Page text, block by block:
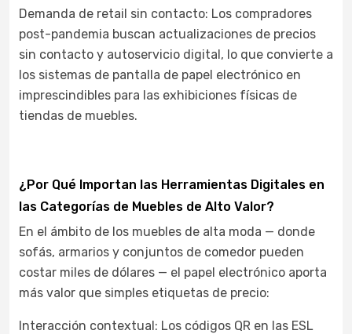
Demanda de retail sin contacto: Los compradores
post-pandemia buscan actualizaciones de precios
sin contacto y autoservicio digital, lo que convierte a
los sistemas de pantalla de papel electrónico en
imprescindibles para las exhibiciones físicas de
tiendas de muebles.
¿Por Qué Importan las Herramientas Digitales en
las Categorías de Muebles de Alto Valor?
En el ámbito de los muebles de alta moda — donde
sofás, armarios y conjuntos de comedor pueden
costar miles de dólares — el papel electrónico aporta
más valor que simples etiquetas de precio:
Interacción contextual: Los códigos QR en las ESL